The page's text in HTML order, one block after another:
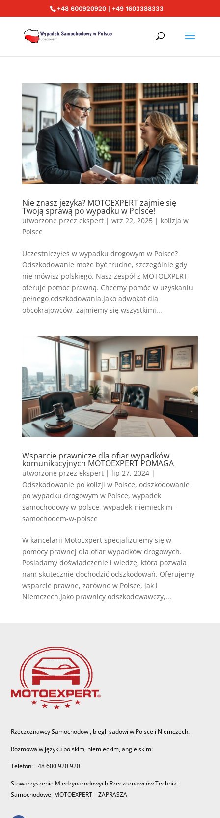
+48 600920920 | +49 1603388333
Nie znasz języka? MOTOEXPERT zajmie się
Twoją sprawą po wypadku w Polsce!
utworzone przez ekspert| wrz 22, 2025| kolizja w
Polsce
Uczestniczyłeś w wypadku drogowym w Polsce?
Odszkodowanie może być trudne, szczególnie gdy
nie mówisz polskiego. Nasz zespół z MOTOEXPERT
oferuje pomoc prawną. Chcemy pomóc w uzyskaniu
pełnego odszkodowania.Jako adwokat dla
obcokrajowców, zajmiemy się wszystkimi...
Wsparcie prawnicze dla ofiar wypadków
komunikacyjnych MOTOEXPERT POMAGA
utworzone przez ekspert| lip 27, 2024|
Odszkodowanie po kolizji w Polsce, odszkodowanie
po wypadku drogowym w Polsce, wypadek
samochodowy w polsce, wypadek-niemieckim-
samochodem-w-polsce
W kancelarii MotoExpert specjalizujemy się w
pomocy prawnej dla ofiar wypadków drogowych.
Posiadamy doświadczenie i wiedzę, która pozwala
nam skutecznie dochodzić odszkodowań. Oferujemy
wsparcie prawne, zarówno w Polsce, jak i
Niemczech.Jako prawnicy odszkodowawczy,...
Rzeczoznawcy Samochodowi, biegli sądowi w Polsce i Niemczech.
Rozmowa w języku polskim, niemieckim, angielskim:
Telefon: +48 600 920 920
Stowarzyszenie Miedzynarodowych Rzeczoznawców Techniki
Samochodowej MOTOEXPERT – ZAPRASZA